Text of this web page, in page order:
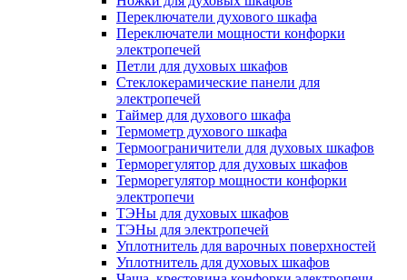
Переключатели духового шкафа
Переключатели мощности конфорки
электропечей
Петли для духовых шкафов
Стеклокерамические панели для
электропечей
Таймер для духового шкафа
Термометр духового шкафа
Термоограничители для духовых шкафов
Терморегулятор для духовых шкафов
Терморегулятор мощности конфорки
электропечи
ТЭНы для духовых шкафов
ТЭНы для электропечей
Уплотнитель для варочных поверхностей
Уплотнитель для духовых шкафов